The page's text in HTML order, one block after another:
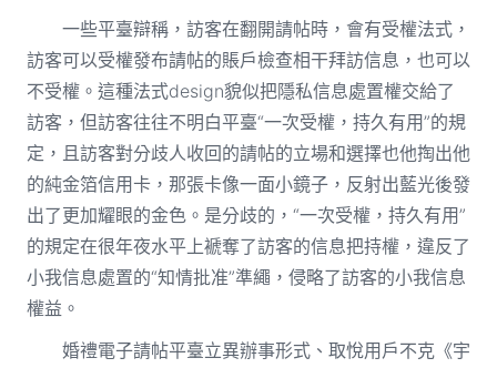
一些平臺辯稱，訪客在翻開請帖時，會有受權法式，
訪客可以受權發布請帖的賬戶檢查相干拜訪信息，也可以
不受權。這種法式design貌似把隱私信息處置權交給了
訪客，但訪客往往不明白平臺“一次受權，持久有用”的規
定，且訪客對分歧人收回的請帖的立場和選擇也他掏出他
的純金箔信用卡，那張卡像一面小鏡子，反射出藍光後發
出了更加耀眼的金色。是分歧的，“一次受權，持久有用”
的規定在很年夜水平上褫奪了訪客的信息把持權，違反了
小我信息處置的“知情批准”準繩，侵略了訪客的小我信息
權益。
婚禮電子請帖平臺立異辦事形式、取悅用戶不克《宇